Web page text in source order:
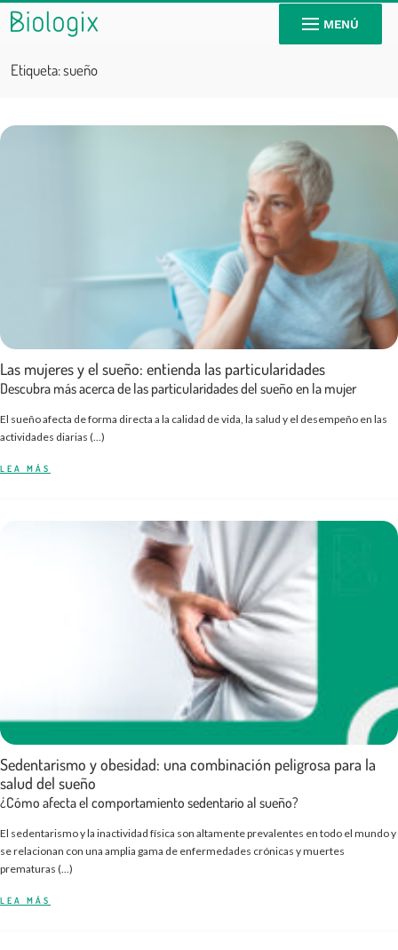
MENÚ
Etiqueta:sueño
Las mujeres y el sueño: entienda las particularidades
Descubra más acerca de las particularidades del sueño en la mujer
El sueño afecta de forma directa a la calidad de vida, la salud y el desempeño en las
actividades diarias (...)
LEA MÁS
Sedentarismo y obesidad: una combinación peligrosa para la
salud del sueño
¿Cómo afecta el comportamiento sedentario al sueño?
El sedentarismo y la inactividad física son altamente prevalentes en todo el mundo y
se relacionan con una amplia gama de enfermedades crónicas y muertes
prematuras (...)
LEA MÁS